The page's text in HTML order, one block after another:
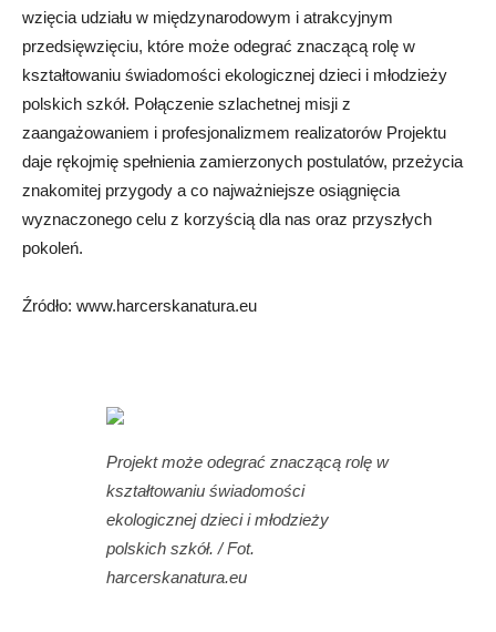
wzięcia udziału w międzynarodowym i atrakcyjnym
przedsięwzięciu, które może odegrać znaczącą rolę w
kształtowaniu świadomości ekologicznej dzieci i młodzieży
polskich szkół. Połączenie szlachetnej misji z
zaangażowaniem i profesjonalizmem realizatorów Projektu
daje rękojmię spełnienia zamierzonych postulatów, przeżycia
znakomitej przygody a co najważniejsze osiągnięcia
wyznaczonego celu z korzyścią dla nas oraz przyszłych
pokoleń.
Źródło: www.harcerskanatura.eu
Projekt może odegrać znaczącą rolę w
kształtowaniu świadomości
ekologicznej dzieci i młodzieży
polskich szkół. / Fot.
harcerskanatura.eu